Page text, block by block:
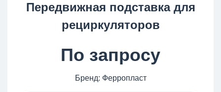
Передвижная подставка для
рециркуляторов
По запросу
Бренд: Ферропласт